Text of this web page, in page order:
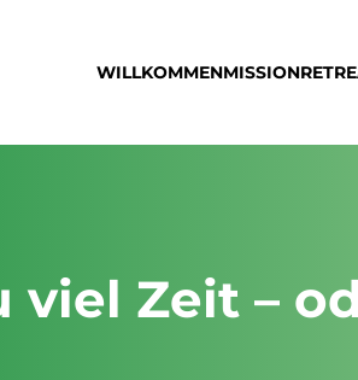
WILLKOMMENMISSION
viel Zeit –